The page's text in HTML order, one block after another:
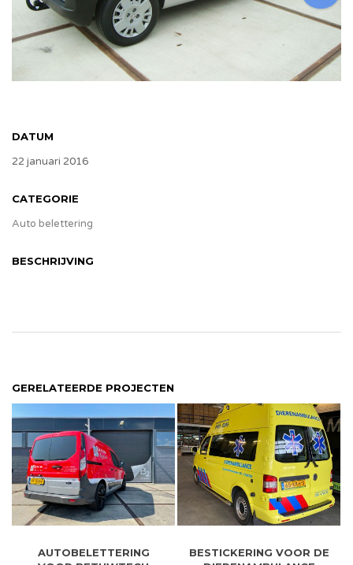
DATUM
22 januari 2016
CATEGORIE
Auto belettering
BESCHRIJVING
GERELATEERDE PROJECTEN
AUTOBELETTERING
BESTICKERING VOOR DE